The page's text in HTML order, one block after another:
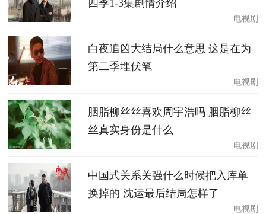
四季1-3集剧情介绍
电视剧
白夜追凶大结局什么意思 这是在为
第二季埋伏笔
电视剧
胭脂柳丝丝喜欢周宇浩吗 胭脂柳丝
丝真实身份是什么
电视剧
中国式关系关强什么时候把入库单
换掉的 沈运最后结局怎样了
电视剧